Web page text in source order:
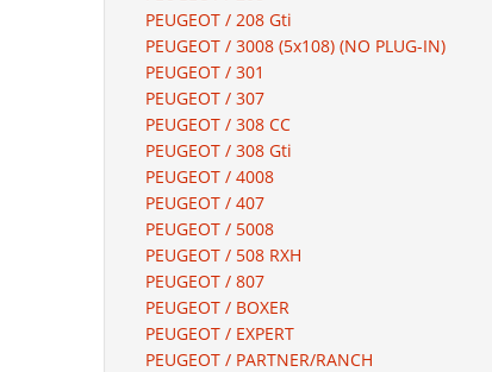
PEUGEOT / 208 Gti
PEUGEOT / 3008 (5x108) (NO PLUG-IN)
PEUGEOT / 301
PEUGEOT / 307
PEUGEOT / 308 CC
PEUGEOT / 308 Gti
PEUGEOT / 4008
PEUGEOT / 407
PEUGEOT / 5008
PEUGEOT / 508 RXH
PEUGEOT / 807
PEUGEOT / BOXER
PEUGEOT / EXPERT
PEUGEOT / PARTNER/RANCH